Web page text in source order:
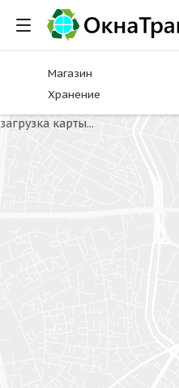
Магазин
Хранение
загрузка карты...